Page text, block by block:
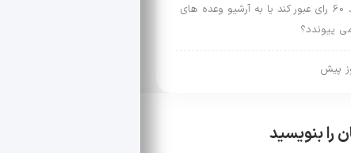
تواند از سد 60 رای عبور کند یا به آرشیو وعده های
پیوندد؟
را بنویسید